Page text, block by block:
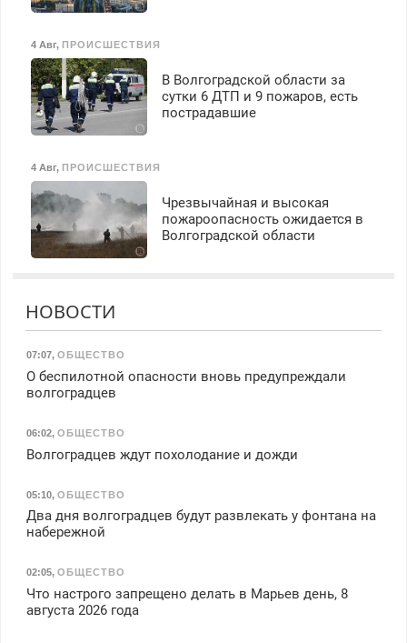
4 Авг, ПРОИСШЕСТВИЯ
В Волгоградской области за
сутки 6 ДТП и 9 пожаров, есть
пострадавшие
4 Авг, ПРОИСШЕСТВИЯ
Чрезвычайная и высокая
пожароопасность ожидается в
Волгоградской области
НОВОСТИ
07:07, ОБЩЕСТВО
О беспилотной опасности вновь предупреждали
волгоградцев
06:02, ОБЩЕСТВО
Волгоградцев ждут похолодание и дожди
05:10, ОБЩЕСТВО
Два дня волгоградцев будут развлекать у фонтана на
набережной
02:05, ОБЩЕСТВО
Что настрого запрещено делать в Марьев день, 8
августа 2026 года